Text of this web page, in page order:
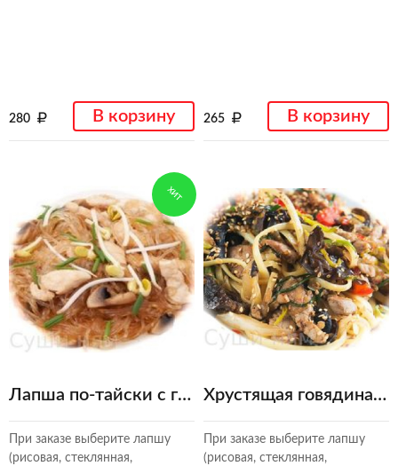
280 В корзину 265 В корзину
ХИТ
Лапша по-тайски с грибами или курицей (на выбор)
При заказе выберите лапшу
(рисовая, стеклянная,
Хрустящая говядина в остром соусе
При заказе выберите лапшу
(рисовая, стеклянная,